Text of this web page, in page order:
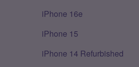
iPhone 16e
iPhone 15
iPhone 14 Refurbished